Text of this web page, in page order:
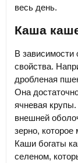
весь день.
Каша
В зависимости
свойства.
дробленая
Она
ячневая крупы.
внешней
зерно,
Каши богаты
селеном,